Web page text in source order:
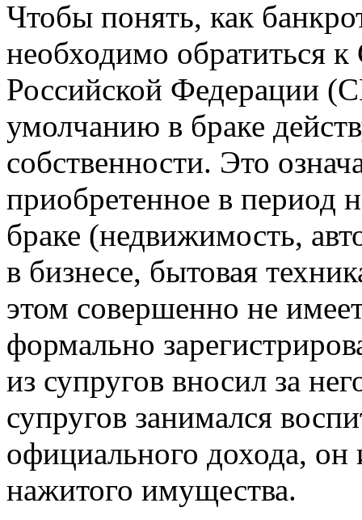
Чтобы понять, как
необходимо обратиться
Российской Федерации
умолчанию в браке
собственности. Это
приобретенное в период
браке (недвижимость,
в бизнесе, бытовая
этом совершенно не
формально
из супругов вносил за
супругов занимался
официального дохода, он
нажитого имущества.